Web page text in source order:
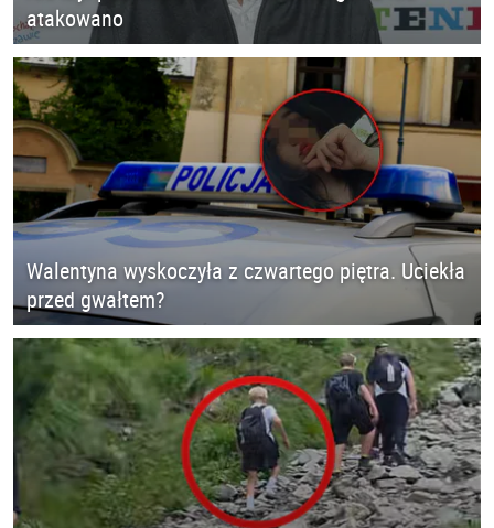
atakowano
Walentyna wyskoczyła z czwartego piętra. Uciekła
przed gwałtem?